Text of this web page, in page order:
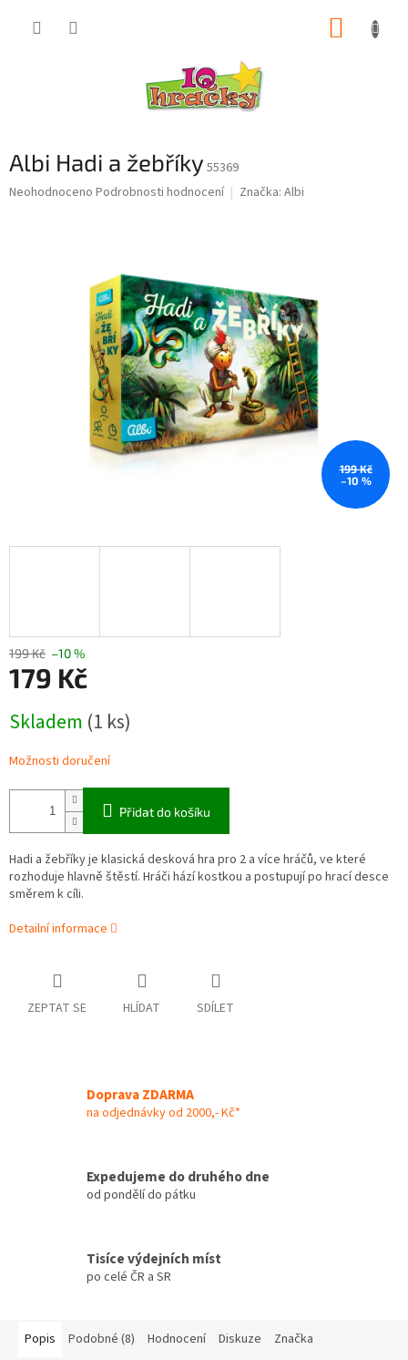
Albi Hadi a žebříky 55369
Průměrné
Neohodnoceno Podrobnosti hodnocení Značka: Albi
199 Kč
–10 %
199 Kč –10 %
179 Kč
cena:
Skladem (1 ks)
Možnosti doručení
Přidat do košíku
Hadi a žebříky je klasická desková hra pro 2 a více hráčů, ve které
rozhoduje hlavně štěstí. Hráči hází kostkou a postupují po hrací desce
směrem k cíli.
Detailní informace
ZEPTAT SE HLÍDAT SDÍLET
Doprava ZDARMA
na odjednávky od 2000,- Kč*
Expedujeme do druhého dne
od pondělí do pátku
Tisíce výdejních míst
po celé ČR a SR
Popis Podobné (8) Hodnocení Diskuze Značka